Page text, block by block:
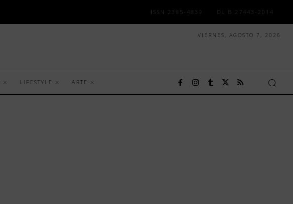
ISSN 2385-4839 DL B 27443-2014
VIERNES, AGOSTO 7, 2026
LIFESTYLE ARTE